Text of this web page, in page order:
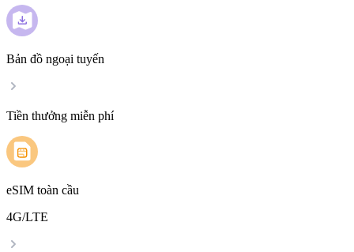
Bản đồ ngoại tuyến
Tiền thưởng miễn phí
eSIM toàn cầu
4G/LTE